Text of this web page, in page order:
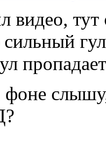
видео,
пропадает
фоне